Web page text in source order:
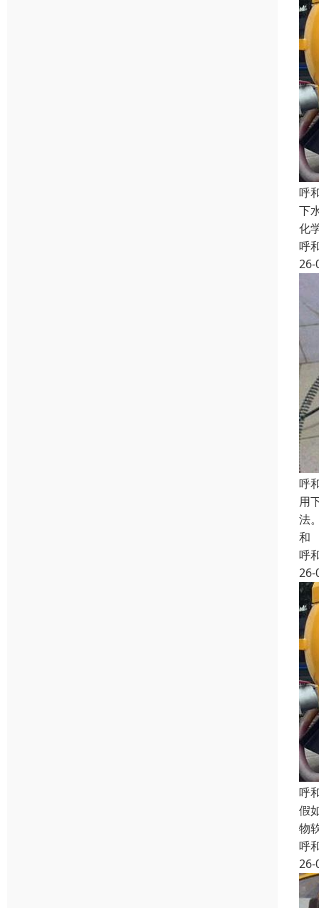
呼
下
化
呼
26-
呼
用
法
和
呼
26-
呼
假
物
呼
26-